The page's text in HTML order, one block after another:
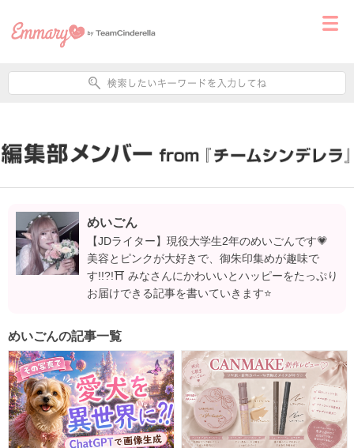
めいごん
【JDライター】現役大学生2年のめいごんです💗
美容とピンクが大好きで、御朱印集めが趣味で
す!!?!⛩️ みなさんにかわいいとハッピーをたっぷり
お届けできる記事を書いていきます⭐️
めいごんの記事一覧